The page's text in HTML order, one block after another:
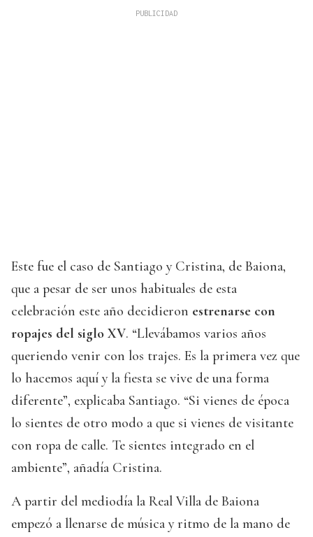
Este fue el caso de Santiago y Cristina, de Baiona,
que a pesar de ser unos habituales de esta
celebración este año decidieron estrenarse con
ropajes del siglo XV. “Llevábamos varios años
queriendo venir con los trajes. Es la primera vez que
lo hacemos aquí y la fiesta se vive de una forma
diferente”, explicaba Santiago. “Si vienes de época
lo sientes de otro modo a que si vienes de visitante
con ropa de calle. Te sientes integrado en el
ambiente”, añadía Cristina.
A partir del mediodía la Real Villa de Baiona
empezó a llenarse de música y ritmo de la mano de